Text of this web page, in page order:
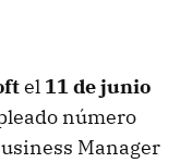
el 11 de junio
número
Manager